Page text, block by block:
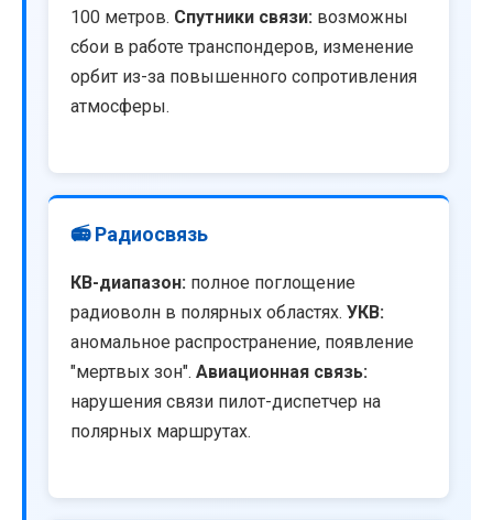
100 метров. Спутники связи: возможны
сбои в работе транспондеров, изменение
орбит из-за повышенного сопротивления
атмосферы.
📻 Радиосвязь
КВ-диапазон: полное поглощение
радиоволн в полярных областях. УКВ:
аномальное распространение, появление
"мертвых зон". Авиационная связь:
нарушения связи пилот-диспетчер на
полярных маршрутах.